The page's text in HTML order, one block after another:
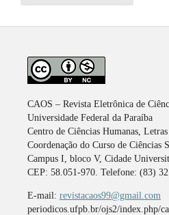
CAOS – Revista Eletrônica de
Universidade Federal da Paraíba
Centro de Ciências Humanas,
Coordenação do Curso de Ciências
Campus I, bloco V, Cidade
CEP: 58.051-970. Telefone: (83)
E-mail: revistacaos99@gmail.com
periodicos.ufpb.br/ojs2/index.php/